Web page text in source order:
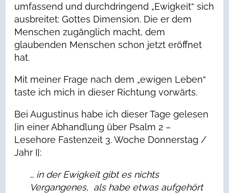
umfassend und durchdringend „Ewigkeit“ sich
ausbreitet: Gottes Dimension. Die er dem
Menschen zugänglich macht, dem
glaubenden Menschen schon jetzt eröffnet
hat.
Mit meiner Frage nach dem „ewigen Leben“
taste ich mich in dieser Richtung vorwärts.
Bei Augustinus habe ich dieser Tage gelesen
[in einer Abhandlung über Psalm 2 –
Lesehore Fastenzeit 3. Woche Donnerstag /
Jahr I]:
… in der Ewigkeit gibt es nichts
Vergangenes, als habe etwas aufgehört